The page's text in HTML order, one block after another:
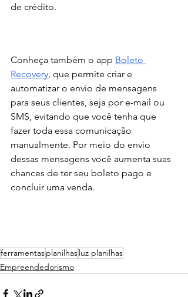
de crédito.
Conheça também o app Boleto
Recovery , que permite criar e
automatizar o envio de mensagens
para seus clientes, seja por e-mail ou
SMS, evitando que você tenha que
fazer toda essa comunicação
manualmente. Por meio do envio
dessas mensagens você aumenta suas
chances de ter seu boleto pago e
concluir uma venda.
ferramentasplanilhasluz planilhas
Empreendedorismo